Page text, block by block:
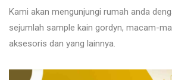
Kami akan mengunjungi rumah anda
sejumlah sample kain gordyn, macam-
aksesoris dan yang lainnya.